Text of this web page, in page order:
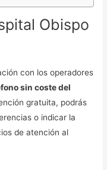
Obispo
con los operadores
sin coste del
gratuita, podrás
o indicar la
de atención al